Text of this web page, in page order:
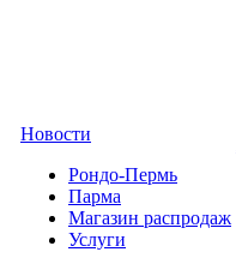
Новости
Рондо-Пермь
Парма
Магазин распродаж
Услуги